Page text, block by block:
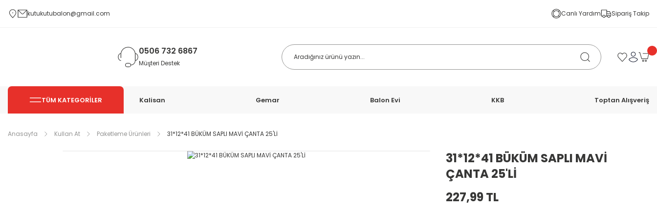
kutukutubalon@gmail.com Canlı Yardım Sipariş Takip
0506 732 6867
Müşteri Destek
TÜM KATEGORİLER Kalisan Gemar Balon Evi KKB Toptan Alışveriş
Anasayfa Kullan At Paketleme Ürünleri 31*12*41 BÜKÜM SAPLI MAVİ ÇANTA 25'Lİ
31*12*41 BÜKÜM SAPLI MAVİ
ÇANTA 25'Lİ
227,99 TL